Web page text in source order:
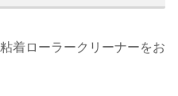
着ローラークリーナーをお